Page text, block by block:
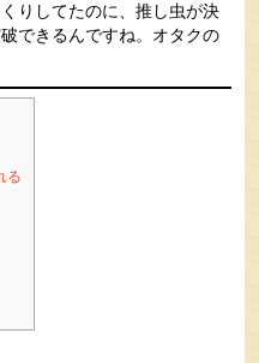
りしてたのに、推し虫が決
できるんですね。オタクの
る